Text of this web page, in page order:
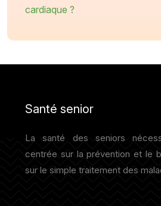
cardiaque ?
Santé senior
La santé des seniors
centrée sur la prévention et le
sur le simple traitement des